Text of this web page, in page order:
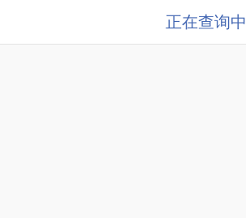
正在查询中